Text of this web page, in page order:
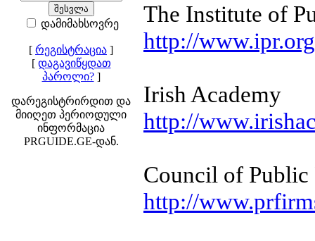
დამიმახსოვრე
[ რეგისტრაცია ]
[ დაგავიწყდათ
პაროლი?]
დარეგისტრირდით და
მიიღეთ პერიოდული
ინფორმაცია
PRGUIDE.GE-დან.
The Institute of
http://
Irish Academy
http://
Council of Public
http://